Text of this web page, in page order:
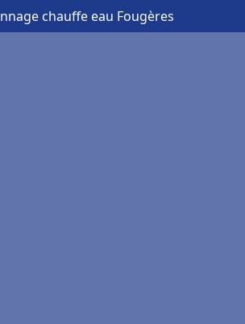
chauffe eau Fougères